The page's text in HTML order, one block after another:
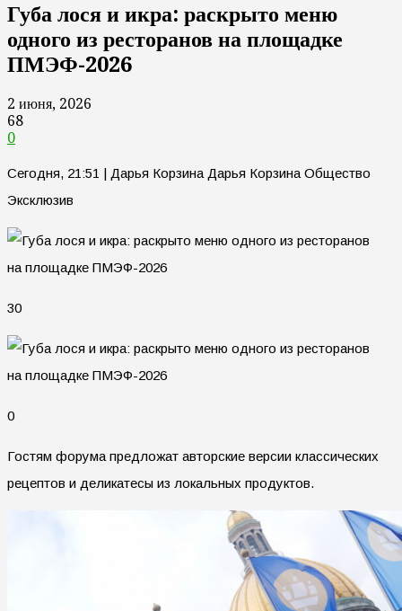
Губа лося и икра: раскрыто меню
одного из ресторанов на площадке
ПМЭФ-2026
2 июня, 2026
68
0
Сегодня, 21:51 | Дарья Корзина Дарья Корзина Общество
Эксклюзив
30
0
Гостям форума предложат авторские версии классических
рецептов и деликатесы из локальных продуктов.